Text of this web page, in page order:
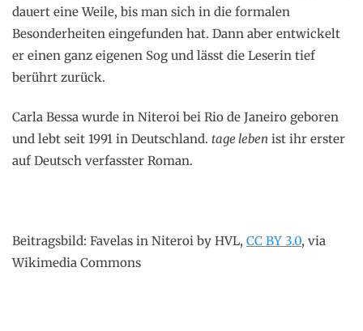
dauert eine Weile, bis man sich in die formalen
Besonderheiten eingefunden hat. Dann aber entwickelt
er einen ganz eigenen Sog und lässt die Leserin tief
berührt zurück.
Carla Bessa wurde in Niteroi bei Rio de Janeiro geboren
und lebt seit 1991 in Deutschland. tage leben ist ihr erster
auf Deutsch verfasster Roman.
Beitragsbild: Favelas in Niteroi by HVL, CC BY 3.0, via
Wikimedia Commons